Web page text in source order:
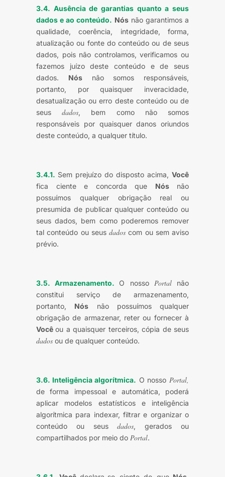
3.4. Ausência de garantias quanto a seus
dados e ao conteúdo. Nósnão garantimos a
qualidade, coerência, integridade, forma,
atualização ou fonte do conteúdo ou de seus
dados, pois não controlamos, verificamos ou
fazemos juízo deste conteúdo e de seus
dados. Nósnão somos responsáveis,
portanto, por quaisquer inveracidade,
desatualização ou erro deste conteúdo ou de
seusdados, bem como não somos
responsáveis por quaisquer danos oriundos
deste conteúdo, a qualquer título.
3.4.1. Sem prejuízo do disposto acima, Você
fica ciente e concorda que Nósnão
possuímos qualquer obrigação real ou
presumida de publicar qualquer conteúdo ou
seus dados, bem como poderemos remover
tal conteúdo ou seus dados com ou sem aviso
prévio.
3.5. Armazenamento. O nosso Portalnão
constitui serviço de armazenamento,
portanto, Nós não possuímos qualquer
obrigação de armazenar, reter ou fornecer à
Vocêou a quaisquer terceiros, cópia de seus
dados ou de qualquer conteúdo.
3.6. Inteligência algorítmica. O nossoPortal,
de forma impessoal e automática, poderá
aplicar modelos estatísticos e inteligência
algorítmica para indexar, filtrar e organizar o
conteúdo ou seusdados, gerados ou
compartilhados por meio do Portal.